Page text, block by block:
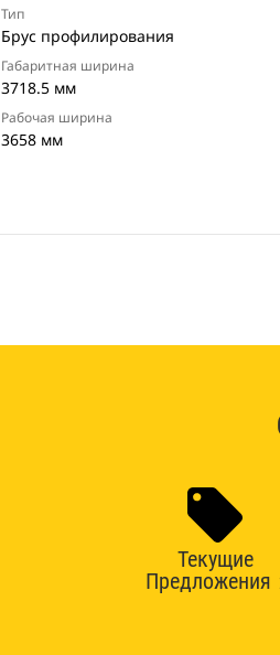
Тип
Брус профилирования
Габаритная ширина
3718.5 мм
Рабочая ширина
3658 мм
Текущие
Предложения